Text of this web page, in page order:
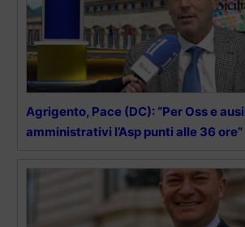
Agrigento, Pace (DC): “Per Oss e
amministrativi l’Asp punti alle 36 ore”